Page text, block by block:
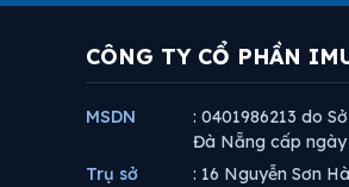
CÔNG TY CỔ PHẦN
MSDN
: 0401986213 do
Đà Nẵng cấp
Trụ sở
: 16 Nguyễn Sơn